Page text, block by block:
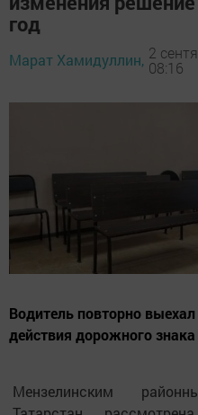
год
Марат Хамидуллин, 2
08:16
Водитель повторно выехал
действия дорожного
Мензелинским